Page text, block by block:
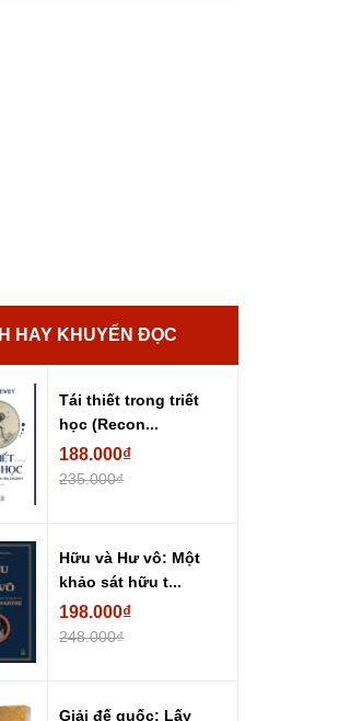
HAY KHUYẾN ĐỌC
Tái thiết trong triết
học (Recon...
188.000₫
235.000₫
Hữu và Hư vô: Một
khảo sát hữu t...
198.000₫
248.000₫
Giải đế quốc: Lấy